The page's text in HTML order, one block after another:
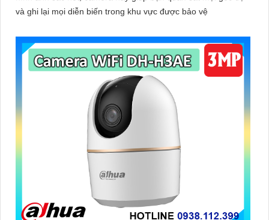
và ghi lại mọi diễn biến trong khu vực được bảo vệ